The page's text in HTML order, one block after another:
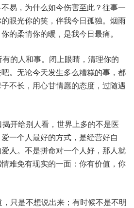
易，为什么如今伤害至此？往事一
眼光你的笑，伴我今日孤独。烟雨
的柔情你的暖，是我今日最痛。
的人和事。闭上眼睛，清理你的
。无论今天发生多么糟糕的事，都
不长，用心甘情愿的态度，过随遇
开给别人看，世界上多的不是医
一个人最好的方式，是经营好自
人。不是拼命对一个人好，那人就
难免有现实的一面：你有价值，你
只是不想说出来；有时候不是不明